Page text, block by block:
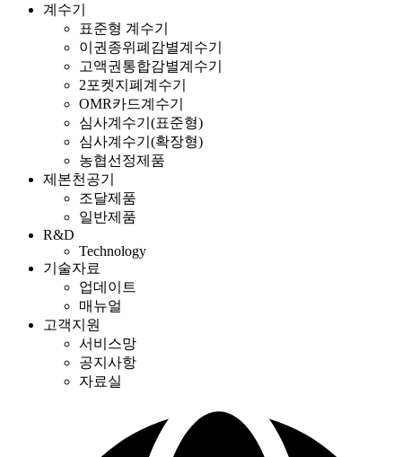
계수기
표준형 계수기
이권종위폐감별계수기
고액권통합감별계수기
2포켓지폐계수기
OMR카드계수기
심사계수기(표준형)
심사계수기(확장형)
농협선정제품
제본천공기
조달제품
일반제품
R&D
Technology
기술자료
업데이트
매뉴얼
고객지원
서비스망
공지사항
자료실